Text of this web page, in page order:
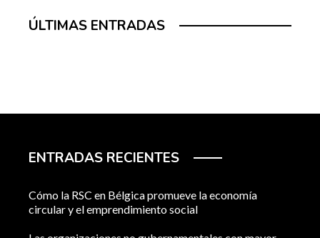
ÚLTIMAS ENTRADAS
ENTRADAS RECIENTES
Cómo la RSC en Bélgica promueve la economía
circular y el emprendimiento social